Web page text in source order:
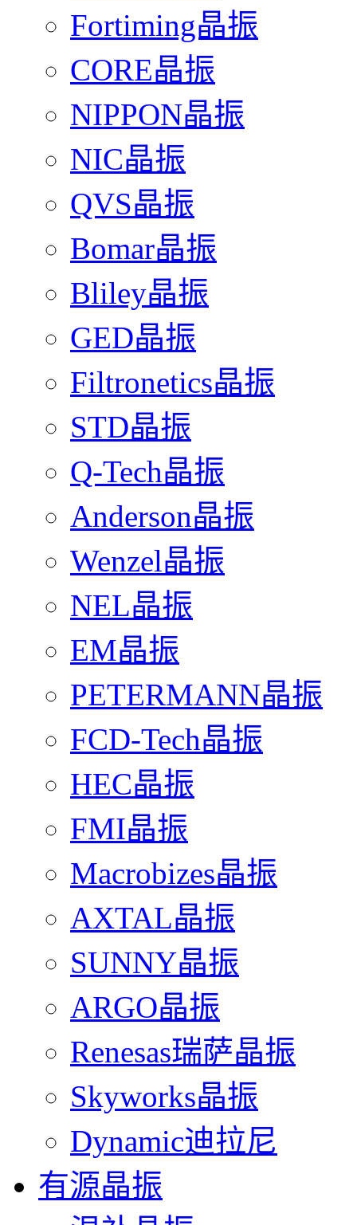
Fortiming晶振
CORE晶振
NIPPON晶振
NIC晶振
QVS晶振
Bomar晶振
Bliley晶振
GED晶振
Filtronetics晶振
STD晶振
Q-Tech晶振
Anderson晶振
Wenzel晶振
NEL晶振
EM晶振
PETERMANN晶振
FCD-Tech晶振
HEC晶振
FMI晶振
Macrobizes晶振
AXTAL晶振
SUNNY晶振
ARGO晶振
Renesas瑞萨晶振
Skyworks晶振
Dynamic迪拉尼
有源晶振